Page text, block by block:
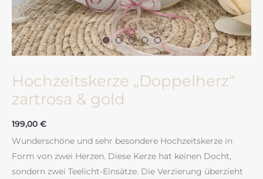
Hochzeitskerze „Doppelherz“
zartrosa & gold
199,00 €
Wunderschöne und sehr besondere Hochzeitskerze in
Form von zwei Herzen. Diese Kerze hat keinen Docht,
sondern zwei Teelicht-Einsätze. Die Verzierung überzieht